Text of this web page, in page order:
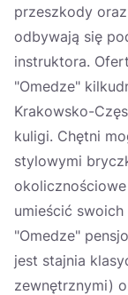
przeszkody
odbywają się
instruktora.
"Omedze"
Krakowsko-
kuligi. Chętni
stylowymi
okolicznościowe
umieścić
"Omedze"
jest stajnia
zewnętrznymi)